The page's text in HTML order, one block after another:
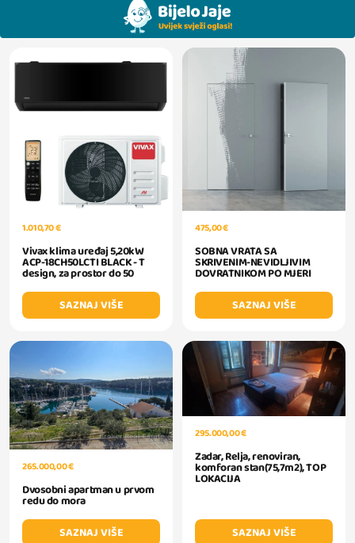
1.010,70 €
Vivax klima uređaj 5,20kW
ACP-18CH50LCTI BLACK - T
design, za prostor do 50
SAZNAJ VIŠE
475,00 €
SOBNA VRATA SA
SKRIVENIM-NEVIDLJIVIM
DOVRATNIKOM PO MJERI
SAZNAJ VIŠE
265.000,00 €
Dvosobni apartman u prvom
redu do mora
SAZNAJ VIŠE
295.000,00 €
Zadar, Relja, renoviran,
komforan stan(75,7m2), TOP
LOKACIJA
SAZNAJ VIŠE